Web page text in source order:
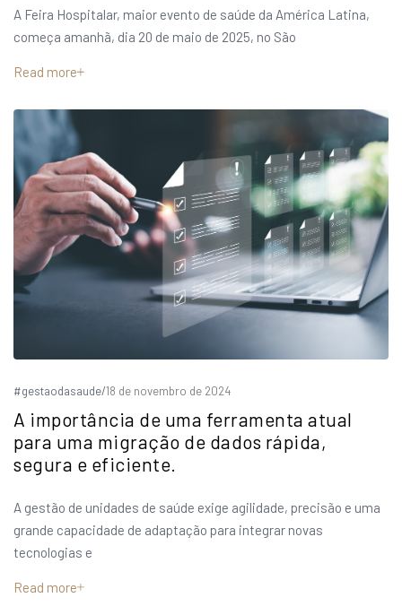
A Feira Hospitalar, maior evento de saúde da América Latina,
começa amanhã, dia 20 de maio de 2025, no São
Read more
#gestaodasaude/18 de novembro de 2024
A importância de uma ferramenta atual
para uma migração de dados rápida,
segura e eficiente.
A gestão de unidades de saúde exige agilidade, precisão e uma
grande capacidade de adaptação para integrar novas
tecnologias e
Read more